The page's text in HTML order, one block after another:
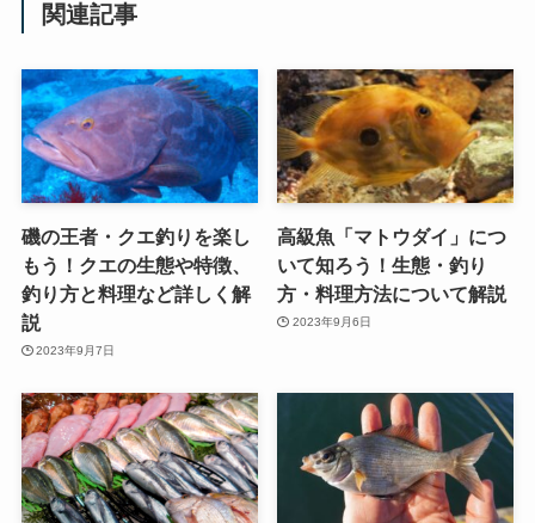
関連記事
磯の王者・クエ釣りを楽し
もう！クエの生態や特徴、
釣り方と料理など詳しく解
説
2023年9月7日
高級魚「マトウダイ」につ
いて知ろう！生態・釣り
方・料理方法について解説
2023年9月6日